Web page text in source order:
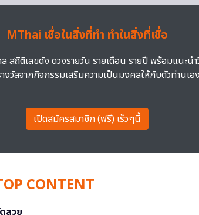
MThai เชื่อในสิ่งที่ทำ ทำในสิ่งที่เชื่อ
สถิติเลขดัง ดวงรายวัน รายเดือน รายปี พร้อมแนะนำ
งวัลจากกิจกรรมเสริมความเป็นมงคลให้กับตัวท่านเอง
เปิดสมัครสมาชิก (ฟรี) เร็วๆนี้
CONTENT
สวย